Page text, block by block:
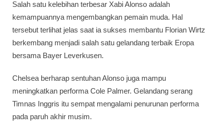
Salah satu kelebihan terbesar Xabi Alonso adalah
kemampuannya mengembangkan pemain muda. Hal
tersebut terlihat jelas saat ia sukses membantu Florian Wirtz
berkembang menjadi salah satu gelandang terbaik Eropa
bersama Bayer Leverkusen.
Chelsea berharap sentuhan Alonso juga mampu
meningkatkan performa Cole Palmer. Gelandang serang
Timnas Inggris itu sempat mengalami penurunan performa
pada paruh akhir musim.